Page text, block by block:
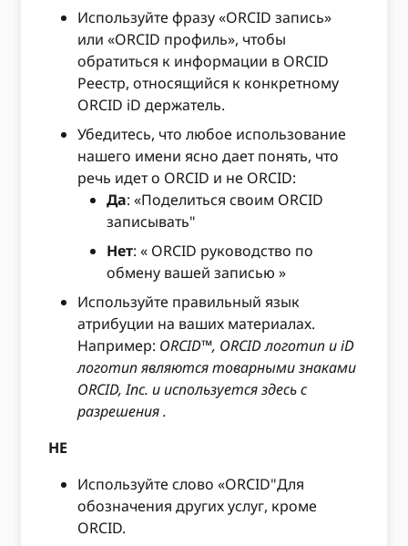
Используйте фразу «ORCID запись»
или «ORCID профиль», чтобы
обратиться к информации в ORCID
Реестр, относящийся к конкретному
ORCID iD держатель.
Убедитесь, что любое использование
нашего имени ясно дает понять, что
речь идет о ORCID и не ORCID:
Да: «Поделиться своим ORCID
записывать"
Нет: « ORCID руководство по
обмену вашей записью »
Используйте правильный язык
атрибуции на ваших материалах.
Например: ORCID™, ORCID логотип и iD
логотип являются товарными знаками
ORCID, Inc. и используется здесь с
разрешения.
НЕ
Используйте слово «ORCID"Для
обозначения других услуг, кроме
ORCID.